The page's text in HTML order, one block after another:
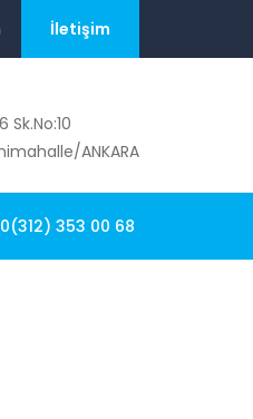
İletişim
Sk.No:10
ANKARA
353 00 68